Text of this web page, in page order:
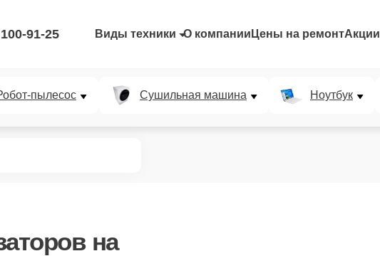
91-25 Виды техники О компании Цены на ремонтАкции
пылесос Сушильная машина Ноутбук
на